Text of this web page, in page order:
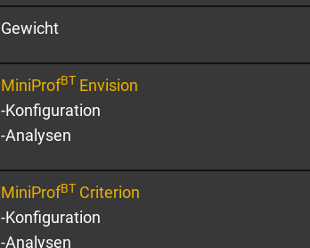
Gewicht
MiniProfBT Envision
-Konfiguration
-Analysen
MiniProfBT Criterion
-Konfiguration
-Analysen